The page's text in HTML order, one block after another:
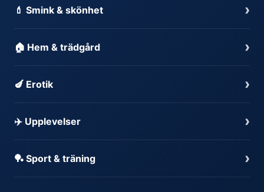
💄 Smink & skönhet ›
🏠 Hem & trädgård ›
🍆 Erotik ›
✈️ Upplevelser ›
🏓 Sport & träning ›